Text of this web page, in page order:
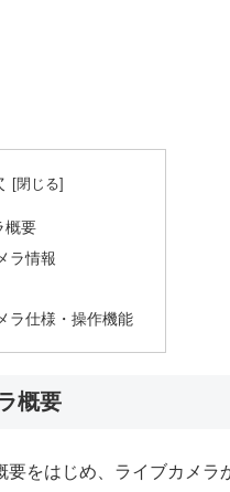
概要
ラ情報
ラ仕様・操作機能
概要
要をはじめ、ライブカメラ